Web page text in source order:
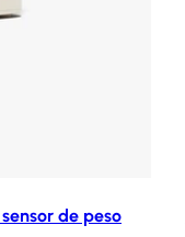
de peso